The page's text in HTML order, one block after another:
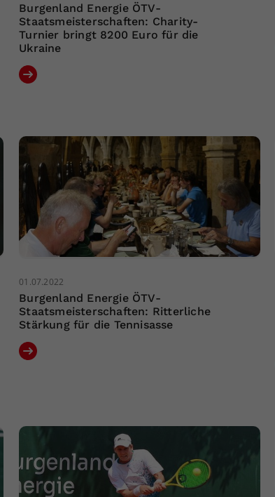
Burgenland Energie ÖTV-
Staatsmeisterschaften: Charity-
Turnier bringt 8200 Euro für die
Ukraine
01.07.2022
Burgenland Energie ÖTV-
Staatsmeisterschaften: Ritterliche
Stärkung für die Tennisasse